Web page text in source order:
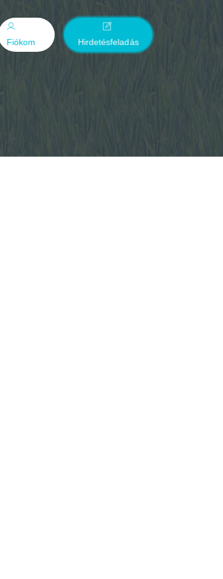
Fiókom
Hirdetésfeladás